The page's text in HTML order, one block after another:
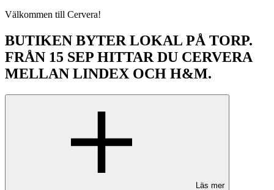
Välkommen till Cervera!
BUTIKEN BYTER LOKAL PÅ TORP.
FRÅN 15 SEP HITTAR DU CERVERA
MELLAN LINDEX OCH H&M.
Läs mer